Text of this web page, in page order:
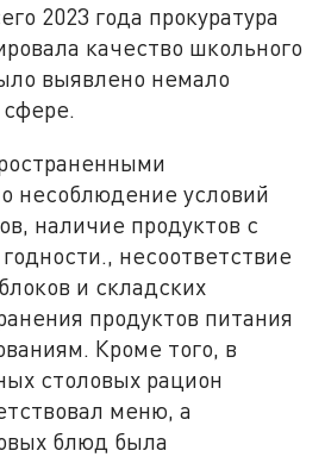
2023 года прокуратура
качество школьного
выявлено немало
несоблюдение условий
наличие продуктов с
несоответствие
и складских
продуктов питания
Кроме того, в
столовых рацион
меню, а
блюд была